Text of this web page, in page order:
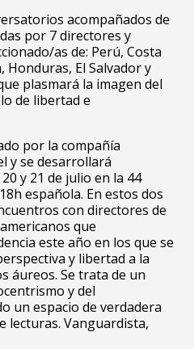
acompañados de
por 7 directores y
as de: Perú, Costa
Honduras, El Salvador y
plasmará la imagen del
de libertad e
por la compañía
y se desarrollará
y 21 de julio en la 44
española. En estos dos
con directores de
que
este año en los que se
y libertad a la
áureos. Se trata de un
y del
un espacio de verdadera
lecturas. Vanguardista,